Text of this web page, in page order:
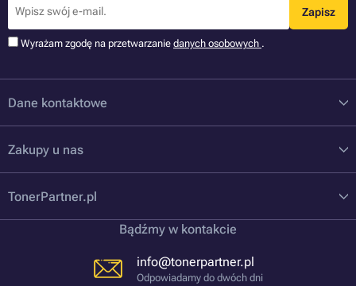
Zapisz
Wyrażam zgodę na przetwarzanie danych osobowych .
Dane kontaktowe
Zakupy u nas
TonerPartner.pl
Bądźmy w kontakcie
info@tonerpartner.pl
Odpowiadamy do dwóch dni